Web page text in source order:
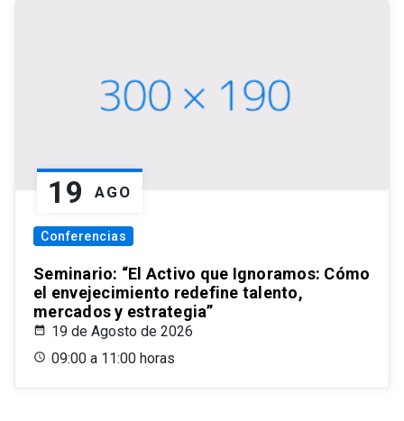
19 AGO
Conferencias
Seminario: “El Activo que Ignoramos: Cómo
el envejecimiento redefine talento,
mercados y estrategia”
19 de Agosto de 2026
09:00 a 11:00 horas